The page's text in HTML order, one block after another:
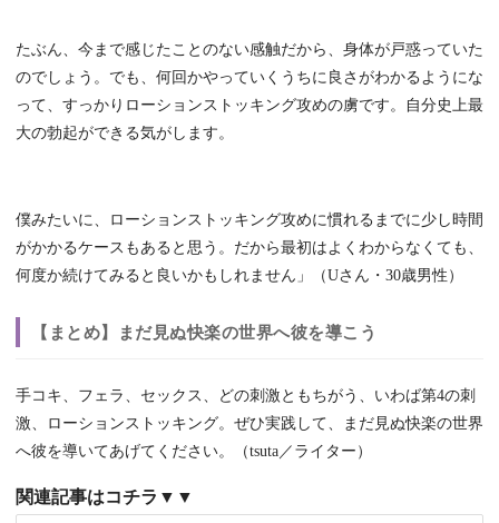
たぶん、今まで感じたことのない感触だから、身体が戸惑っていた
のでしょう。でも、何回かやっていくうちに良さがわかるようにな
って、すっかりローションストッキング攻めの虜です。自分史上最
大の勃起ができる気がします。
僕みたいに、ローションストッキング攻めに慣れるまでに少し時間
がかかるケースもあると思う。だから最初はよくわからなくても、
何度か続けてみると良いかもしれません」（Uさん・30歳男性）
【まとめ】まだ見ぬ快楽の世界へ彼を導こう
手コキ、フェラ、セックス、どの刺激ともちがう、いわば第4の刺
激、ローションストッキング。ぜひ実践して、まだ見ぬ快楽の世界
へ彼を導いてあげてください。（tsuta／ライター）
関連記事はコチラ▼▼